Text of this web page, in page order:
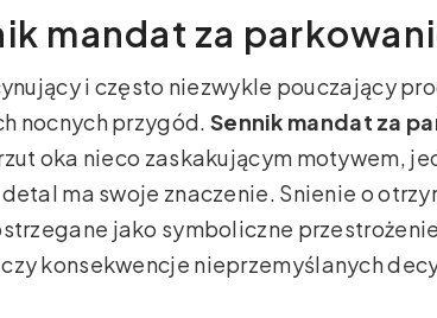
mandat za
i często niezwykle pouczający
nocnych przygód. Sennik mandat za
oka nieco zaskakującym motywem,
ma swoje znaczenie. Snienie o
jako symboliczne
konsekwencje nieprzemyślanych